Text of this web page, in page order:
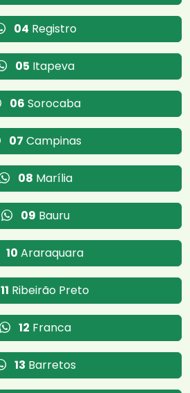
04 Registro
05 Itapeva
06 Sorocaba
07 Campinas
08 Marília
09 Bauru
10 Araraquara
11 Ribeirão Preto
12 Franca
13 Barretos